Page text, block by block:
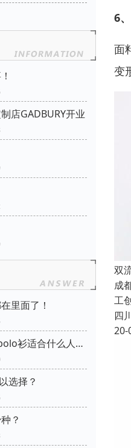
店GADBURY开业
里面了！
polo衫适合的年龄段在多少?polo衫适合什么人穿？
选择？
？
6
面
变
双
成
工
四
20-